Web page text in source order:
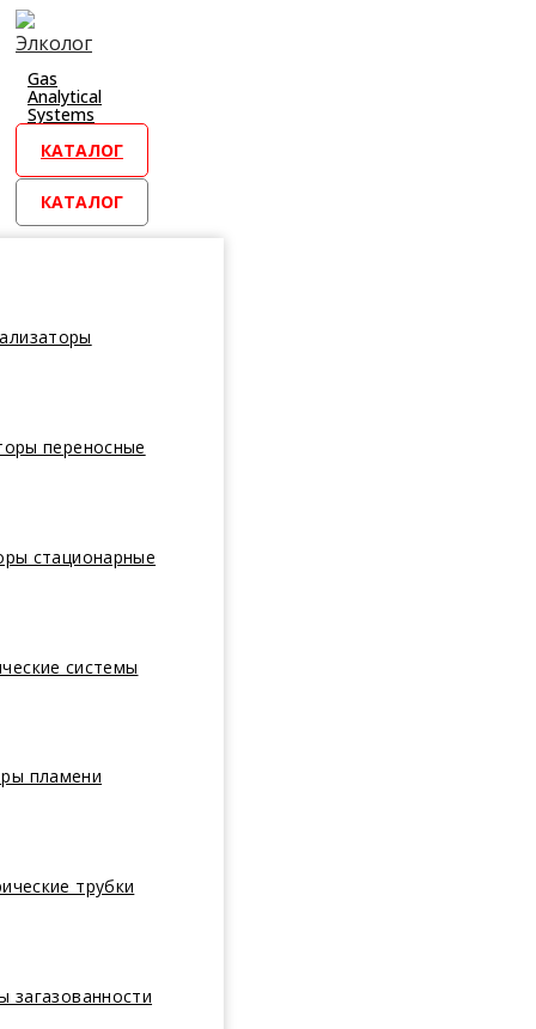
Перейти
к
контенту
Gas
Analytical
Systems
КАТАЛОГ
КАТАЛОГ
переносные
стационарные
системы
пламени
трубки
загазованности